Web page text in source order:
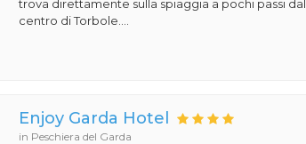
trova direttamente sulla spiaggia a pochi passi dal
centro di Torbole....
Enjoy Garda Hotel
in Peschiera del Garda